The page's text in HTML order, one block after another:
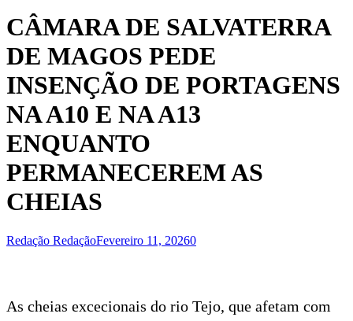
CÂMARA DE SALVATERRA
DE MAGOS PEDE
INSENÇÃO DE PORTAGENS
NA A10 E NA A13
ENQUANTO
PERMANECEREM AS
CHEIAS
Redação RedaçãoFevereiro 11, 20260
As cheias excecionais do rio Tejo, que afetam com